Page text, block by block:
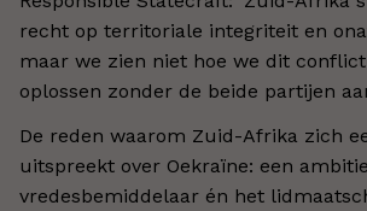
recht op territoriale integriteit en
maar we zien niet hoe we dit
oplossen zonder de beide partijen
De reden waarom Zuid-Afrika zich
uitspreekt over Oekraïne: een
vredesbemiddelaar én het